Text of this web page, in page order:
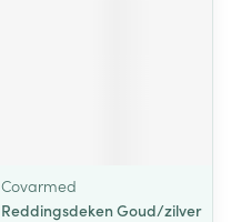
Covarmed
Reddingsdeken Goud/zilver